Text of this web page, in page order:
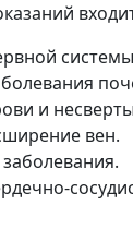
и
вен.